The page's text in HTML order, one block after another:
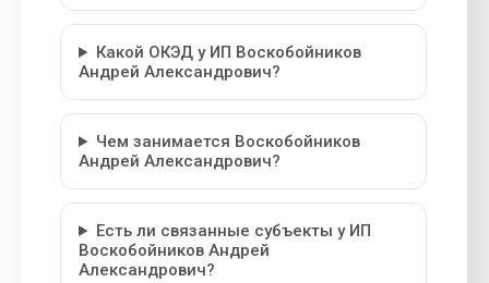
Какой ОКЭД у ИП Воскобойников
Андрей Александрович?
Чем занимается Воскобойников
Андрей Александрович?
Есть ли связанные субъекты у ИП
Воскобойников Андрей
Александрович?